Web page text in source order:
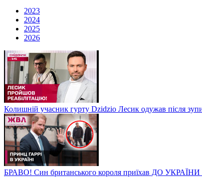
2023
2024
2025
2026
Колишній учасник гурту Dzidzio Лесик одужав після
БРАВО! Син британського короля приїхав ДО УКРАЇНИ